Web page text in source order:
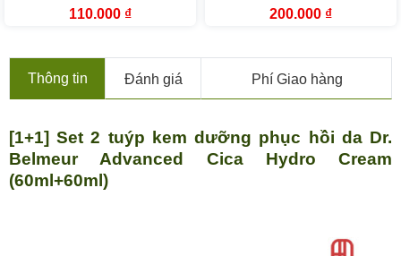
TheFaceShop
Giá
110.000 ₫Giá
110.000 ₫.
Face Mask The Face Shop
Giá
200.000 ₫Giá
200.000 ₫.
Thông tin Đánh giá Phí Giao hàng
[1+1] Set 2 tuýp kem dưỡng phục hồi da Dr.
Belmeur Advanced Cica Hydro Cream
(60ml+60ml)